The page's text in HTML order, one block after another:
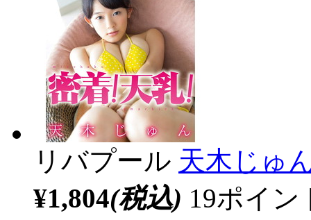
リバプール 天木じゅ
¥1,804(税込) 19ポイ